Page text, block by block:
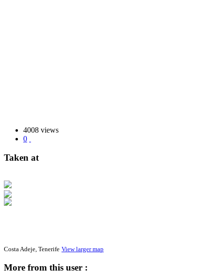
4008 views
0
Taken at
Costa Adeje, Tenerife View larger map
More from this user :